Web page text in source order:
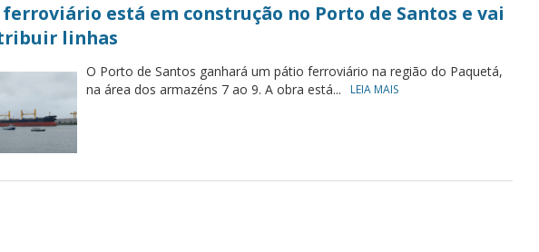
está em construção no Porto de Santos e vai
linhas
O Porto de Santos ganhará um pátio ferroviário na região do Paquetá,
na área dos armazéns 7 ao 9. A obra está...
LEIA MAIS